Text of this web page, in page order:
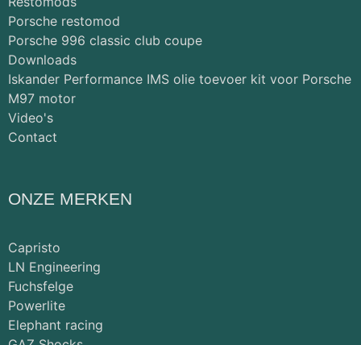
Porsche restomod
Porsche 996 classic club coupe
Downloads
Iskander Performance IMS olie toevoer kit voor Porsche
M97 motor
Video's
Contact
ONZE MERKEN
Capristo
LN Engineering
Fuchsfelge
Powerlite
Elephant racing